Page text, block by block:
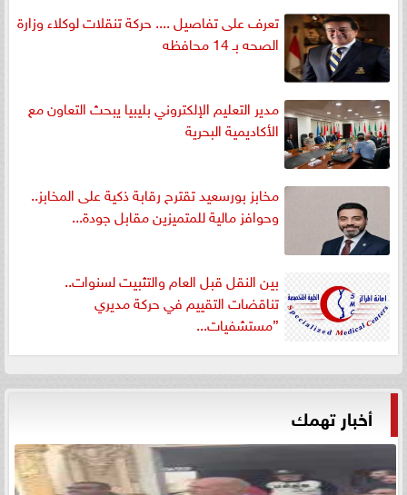
تعرف على تفاصيل .... حركة تنقلات لوكلاء وزارة
الصحه بـ 14 محافظه
مدير التعليم الإلكتروني بليبيا يبحث التعاون مع
الأكاديمية البحرية
مخابز بورسعيد تقترح رقابة ذكية على المخابز..
وحوافز مالية للمتميزين مقابل جودة...
بين النقل قبل العام والتثبيت لسنوات..
تناقضات التقييم في حركة مديري
”مستشفيات...
أخبار تهمك